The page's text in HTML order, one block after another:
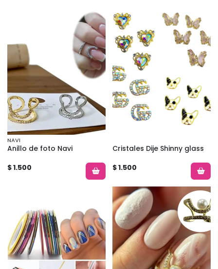
NAVI
Anillo de foto Navi
$ 1.500
Cristales Dije Shinny glass
$ 1.500